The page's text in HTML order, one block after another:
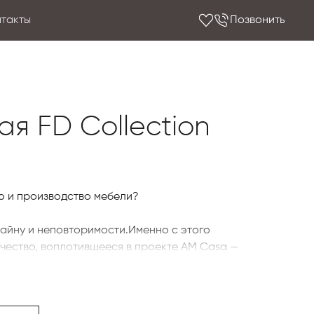
Позвонить
FD Collection
и производство мебели?
и неповторимости.Именно с этого
воплотившееся в проекте AM Casa —
роскоши FD Collection by Dоlfi, и